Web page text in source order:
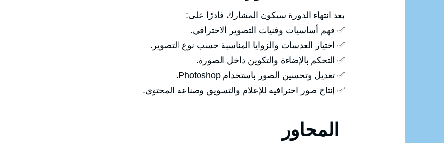
بعد انتهاء الدورة سيكون المشارك قادرًا على:
✅ فهم أساسيات وفنيات التصوير الاحترافي.
✅ اختيار العدسات والزوايا المناسبة حسب نوع التصوير.
✅ التحكم بالإضاءة والتكوين داخل الصورة.
✅ تعديل وتحسين الصور باستخدام Photoshop.
✅ إنتاج صور احترافية للإعلام والتسويق وصناعة المحتوى.